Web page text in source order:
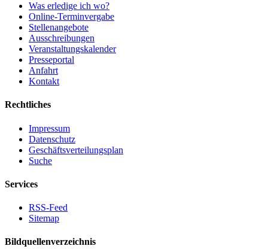
Was erledige ich wo?
Online-Terminvergabe
Stellenangebote
Ausschreibungen
Veranstaltungskalender
Presseportal
Anfahrt
Kontakt
Rechtliches
Impressum
Datenschutz
Geschäftsverteilungsplan
Suche
Services
RSS-Feed
Sitemap
Bildquellenverzeichnis